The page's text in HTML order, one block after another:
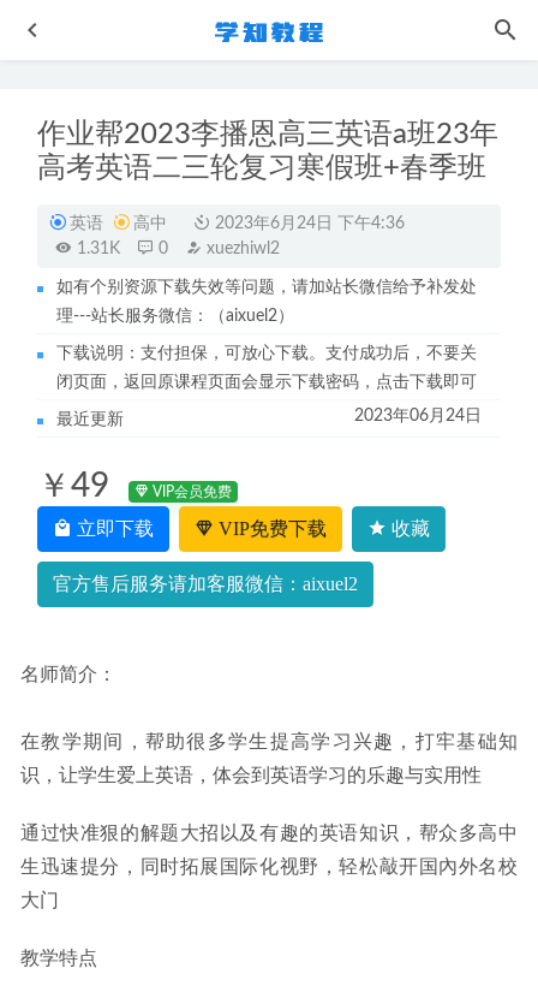
作业帮2023李播恩高三英语a班23年
高考英语二三轮复习寒假班+春季班
英语 高中
2023年6月24日 下午4:36
1.31K
0 xuezhiwl2
如有个别资源下载失效等问题，请加站长微信给予补发处
理---站长服务微信：（aixuel2）
下载说明：支付担保，可放心下载。支付成功后，不要关
闭页面，返回原课程页面会显示下载密码，点击下载即可
最近更新 2023年06月24日
￥49 VIP会员免费
立即下载 VIP免费下载 收藏
官方售后服务请加客服微信：aixuel2
名师简介：
在教学期间，帮助很多学生提高学习兴趣，打牢基础知
识，让学生爱上英语，体会到英语学习的乐趣与实用性
通过快准狠的解题大招以及有趣的英语知识，帮众多高中
生迅速提分，同时拓展国际化视野，轻松敲开国內外名校
大门
教学特点
初中历史网课教程简单学习网孙玲玲初三历史视频教程+讲
2022-10-09
亲子教育育儿愈己的心理课网课教程下载 2022-12-09
刘勖雯地理高中网课2023高三地理视频教程+讲义高考地理
一二三轮复习教程
2022-10-13
作业帮2023田夏林高二数学a+网课教程+讲义暑假班
03-27